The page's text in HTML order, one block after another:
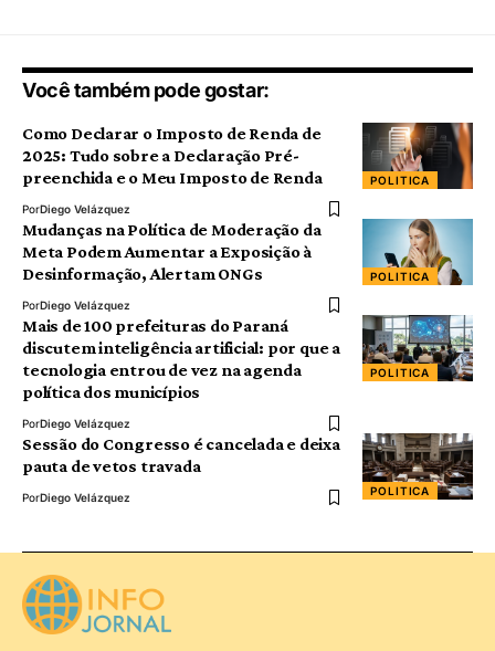
Você também pode gostar:
POLITICA
Como Declarar o Imposto de Renda de
2025: Tudo sobre a Declaração Pré-
preenchida e o Meu Imposto de Renda
PorDiego Velázquez
POLITICA
Mudanças na Política de Moderação da
Meta Podem Aumentar a Exposição à
Desinformação, Alertam ONGs
PorDiego Velázquez
POLITICA
Mais de 100 prefeituras do Paraná
discutem inteligência artificial: por que a
tecnologia entrou de vez na agenda
política dos municípios
PorDiego Velázquez
POLITICA
Sessão do Congresso é cancelada e deixa
pauta de vetos travada
PorDiego Velázquez